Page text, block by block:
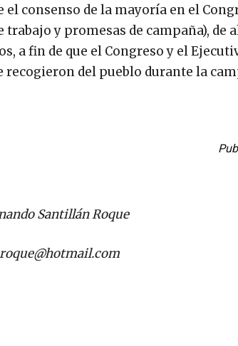
el consenso de la mayoría en el
trabajo y promesas de campaña),
a fin de que el Congreso y el
recogieron del pueblo durante la
Santillán Roque